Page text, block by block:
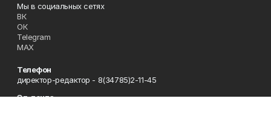
Мы в социальных сетях
ВК
ОК
Telegram
MAX
Телефон
директор-редактор - 8(34785)2-11-45
Эл. почта